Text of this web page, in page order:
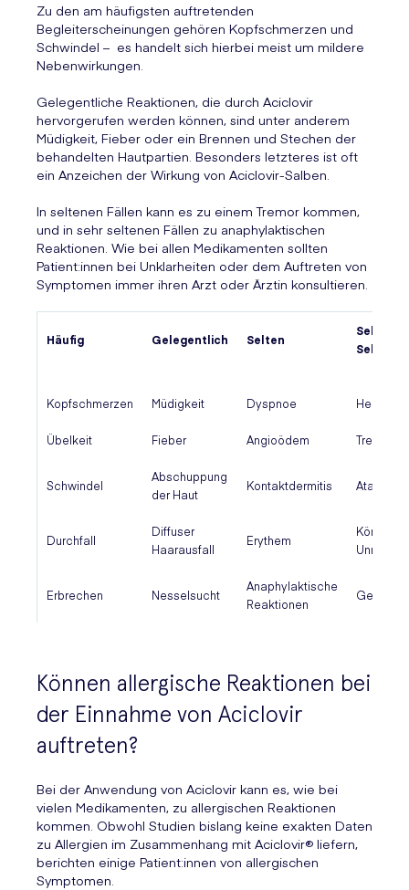
Zu den am häufigsten auftretenden
Begleiterscheinungen gehören Kopfschmerzen und
Schwindel – es handelt sich hierbei meist um mildere
Nebenwirkungen.
Gelegentliche Reaktionen, die durch Aciclovir
hervorgerufen werden können, sind unter anderem
Müdigkeit, Fieber oder ein Brennen und Stechen der
behandelten Hautpartien. Besonders letzteres ist oft
ein Anzeichen der Wirkung von Aciclovir-Salben.
In seltenen Fällen kann es zu einem Tremor kommen,
und in sehr seltenen Fällen zu anaphylaktischen
Reaktionen. Wie bei allen Medikamenten sollten
Patient:innen bei Unklarheiten oder dem Auftreten von
Symptomen immer ihren Arzt oder Ärztin konsultieren.
Häufig Gelegentlich Selten
Sehr
Selten
Kopfschmerzen Müdigkeit Dyspnoe Hepatitis
Übelkeit Fieber Angioödem Tremor
Schwindel
Abschuppung
der Haut
Kontaktdermitis Ataxie
Durchfall
Diffuser
Haarausfall
Erythem
Unruhe
Erbrechen Nesselsucht
Anaphylaktische
Reaktionen
Können allergische Reaktionen bei
der Einnahme von Aciclovir
auftreten?
Bei der Anwendung von Aciclovir kann es, wie bei
vielen Medikamenten, zu allergischen Reaktionen
kommen. Obwohl Studien bislang keine exakten Daten
zu Allergien im Zusammenhang mit Aciclovir® liefern,
berichten einige Patient:innen von allergischen
Symptomen.